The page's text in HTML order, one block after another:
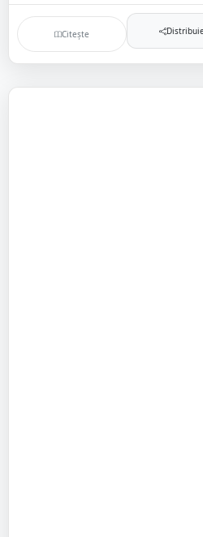
Citește Distribuie